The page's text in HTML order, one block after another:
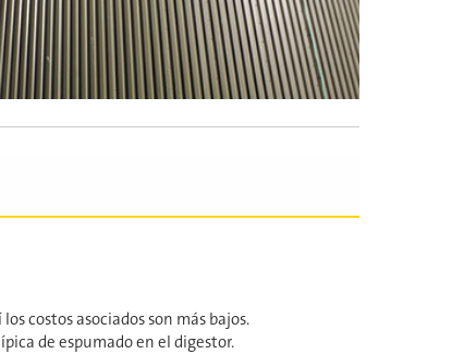
costos asociados son más bajos.
de espumado en el digestor.